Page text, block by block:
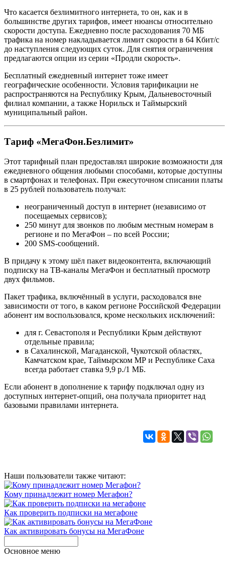
Что касается безлимитного интернета, то он, как и в
большинстве других тарифов, имеет нюансы относительно
скорости доступа. Ежедневно после расходования 70 МБ
трафика на номер накладывается лимит скорости в 64 Кбит/с
до наступления следующих суток. Для снятия ограничения
предлагаются опции из серии «Продли скорость».
Бесплатный ежедневный интернет тоже имеет
географические особенности. Условия тарификации не
распространяются на Республику Крым, Дальневосточный
филиал компании, а также Норильск и Таймырский
муниципальный район.
Тариф «МегаФон.Безлимит»
Этот тарифный план предоставлял широкие возможности для
ежедневного общения любыми способами, которые доступны
в смартфонах и телефонах. При ежесуточном списании платы
в 25 рублей пользователь получал:
неограниченный доступ в интернет (независимо от
посещаемых сервисов);
250 минут для звонков по любым местным номерам в
регионе и по МегаФон – по всей России;
200 SMS-сообщений.
В придачу к этому шёл пакет видеоконтента, включающий
подписку на ТВ-каналы МегаФон и бесплатный просмотр
двух фильмов.
Пакет трафика, включённый в услуги, расходовался вне
зависимости от того, в каком регионе Российской Федерации
абонент им воспользовался, кроме нескольких исключений:
для г. Севастополя и Республики Крым действуют
отдельные правила;
в Сахалинской, Магаданской, Чукотской областях,
Камчатском крае, Таймырском МР и Республике Саха
всегда работает ставка 9,9 р./1 МБ.
Если абонент в дополнение к тарифу подключал одну из
доступных интернет-опций, она получала приоритет над
базовыми правилами интернета.
Наши пользователи также читают:
Кому принадлежит номер Мегафон?
Как проверить подписки на мегафоне
Как активировать бонусы на МегаФоне
Основное меню